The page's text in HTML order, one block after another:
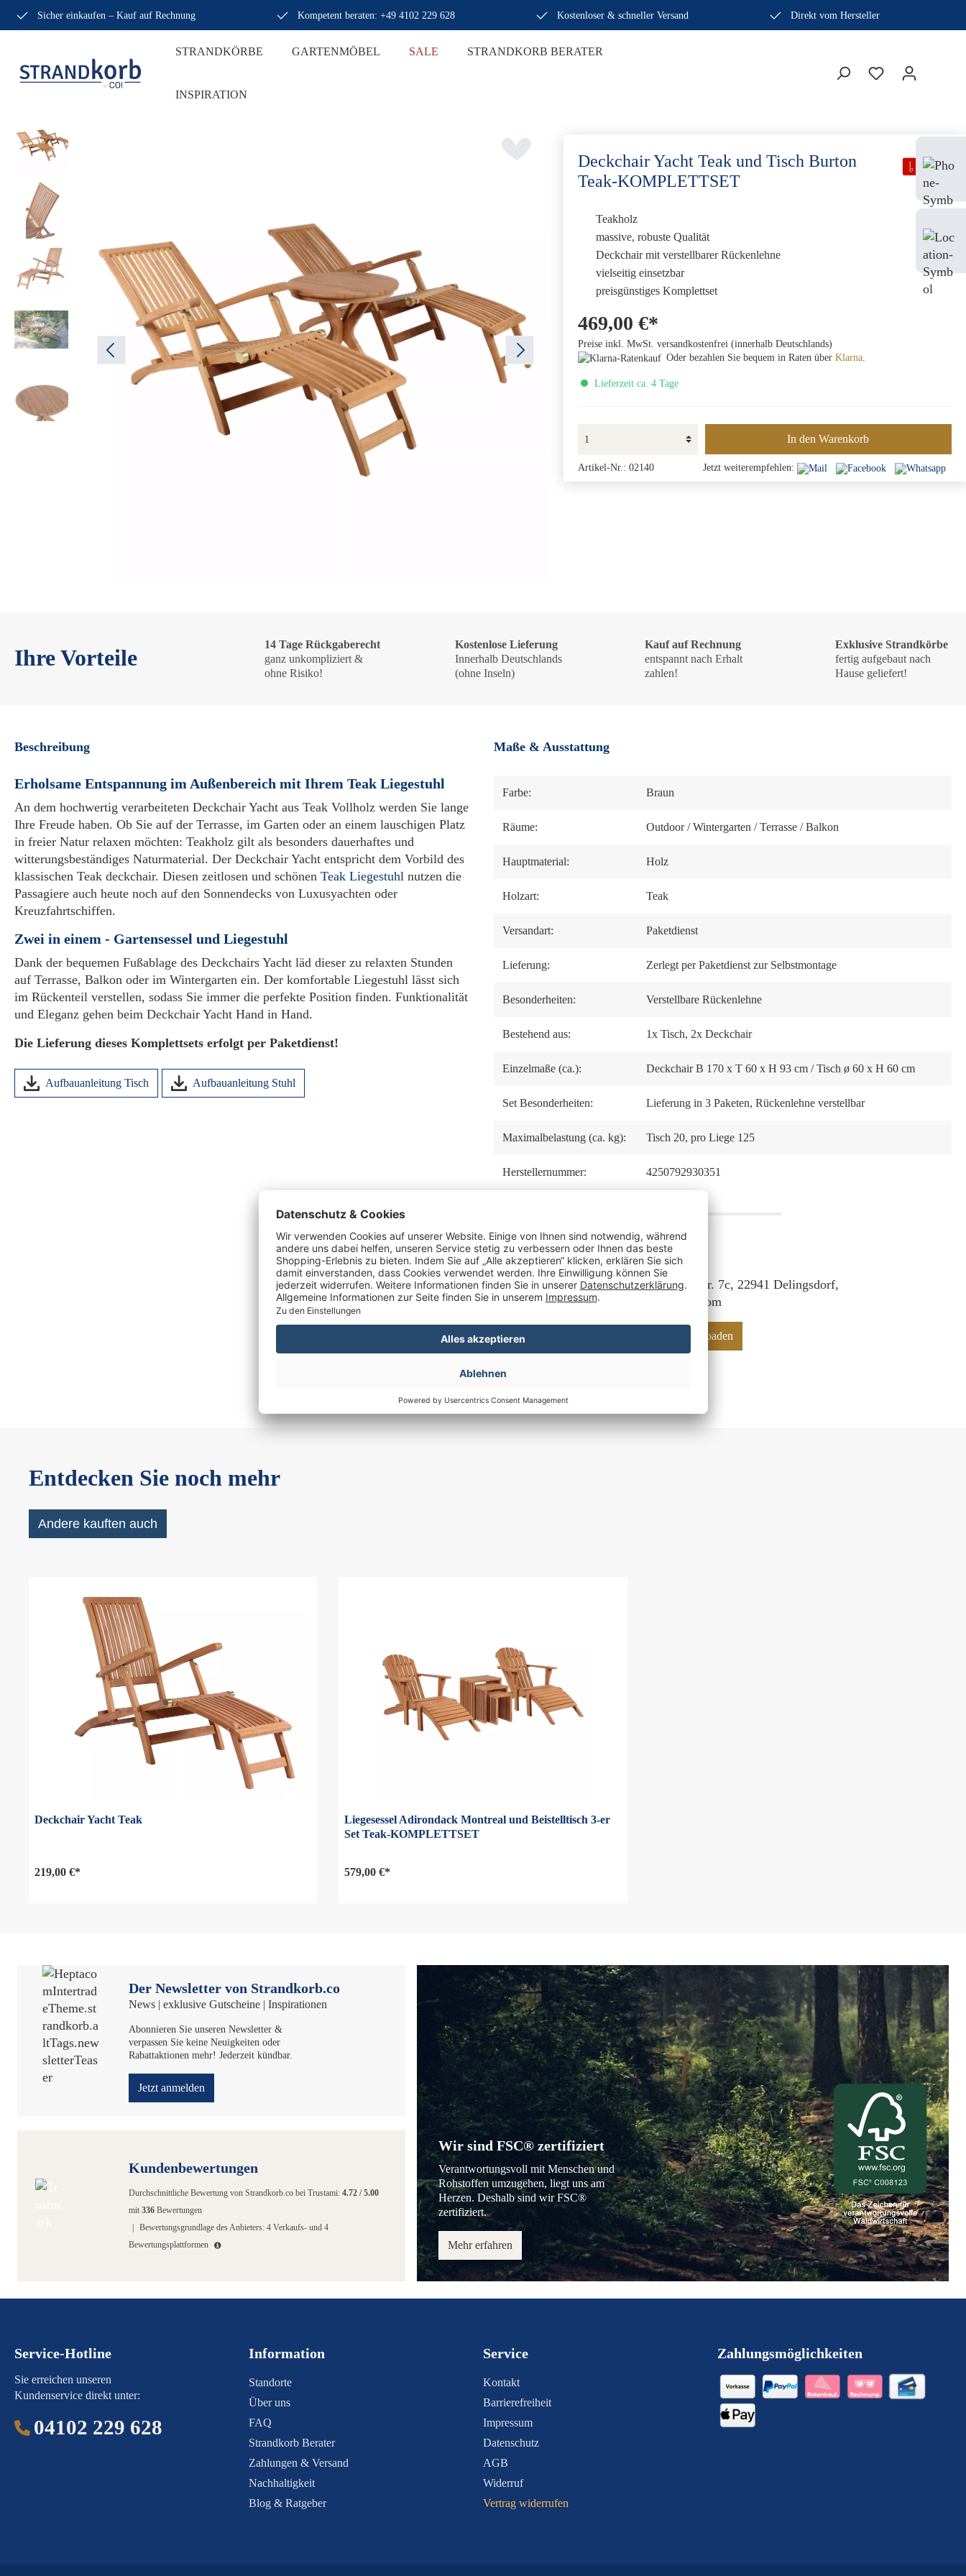
Sicher einkaufen – Kauf auf Rechnung Kompetent beraten: +49 4102 229 628 Kostenloser & schneller Versand Direkt vom Hersteller
STRANDKÖRBE GARTENMÖBEL SALE STRANDKORB BERATER
INSPIRATION
Deckchair Yacht Teak und Tisch Burton
Teak-KOMPLETTSET
Teakholz
massive, robuste Qualität
Deckchair mit verstellbarer Rückenlehne
vielseitig einsetzbar
preisgünstiges Komplettset
469,00 €*
Preise inkl. MwSt. versandkostenfrei (innerhalb Deutschlands)
Oder bezahlen Sie bequem in Raten über Klarna.
Lieferzeit ca. 4 Tage
In den Warenkorb
Artikel-Nr.: 02140 Jetzt weiterempfehlen:
Ihre Vorteile
14 Tage Rückgaberecht
ganz unkompliziert &
ohne Risiko!
Kostenlose Lieferung
Innerhalb Deutschlands
(ohne Inseln)
Kauf auf Rechnung
entspannt nach Erhalt
zahlen!
Exklusive Strandkörbe
fertig aufgebaut nach
Hause geliefert!
Beschreibung
Erholsame Entspannung im Außenbereich mit Ihrem Teak Liegestuhl
An dem hochwertig verarbeiteten Deckchair Yacht aus Teak Vollholz werden Sie lange
Ihre Freude haben. Ob Sie auf der Terrasse, im Garten oder an einem lauschigen Platz
in freier Natur relaxen möchten: Teakholz gilt als besonders dauerhaftes und
witterungsbeständiges Naturmaterial. Der Deckchair Yacht entspricht dem Vorbild des
klassischen Teak deckchair. Diesen zeitlosen und schönen Teak Liegestuhl nutzen die
Passagiere auch heute noch auf den Sonnendecks von Luxusyachten oder
Kreuzfahrtschiffen.
Zwei in einem - Gartensessel und Liegestuhl
Dank der bequemen Fußablage des Deckchairs Yacht läd dieser zu relaxten Stunden
auf Terrasse, Balkon oder im Wintergarten ein. Der komfortable Liegestuhl lässt sich
im Rückenteil verstellen, sodass Sie immer die perfekte Position finden. Funktionalität
und Eleganz gehen beim Deckchair Yacht Hand in Hand.
Die Lieferung dieses Komplettsets erfolgt per Paketdienst!
Aufbauanleitung Tisch Aufbauanleitung Stuhl
Maße & Ausstattung
Farbe: Braun
Räume: Outdoor / Wintergarten / Terrasse / Balkon
Hauptmaterial: Holz
Holzart: Teak
Versandart: Paketdienst
Lieferung: Zerlegt per Paketdienst zur Selbstmontage
Besonderheiten: Verstellbare Rückenlehne
Bestehend aus: 1x Tisch, 2x Deckchair
Einzelmaße (ca.): Deckchair B 170 x T 60 x H 93 cm / Tisch ø 60 x H 60 cm
Set Besonderheiten: Lieferung in 3 Paketen, Rückenlehne verstellbar
Maximalbelastung (ca. kg): Tisch 20, pro Liege 125
Herstellernummer: 4250792930351
Hersteller: Mr. Deko, Lübecker Str. 7c, 22941 Delingsdorf,
Deutschland, verkauf@mr-deko.com
Pflege- & Sicherheitshinweise downloaden
Entdecken Sie noch mehr
Andere kauften auch
Deckchair Yacht Teak
219,00 €*
Liegesessel Adirondack Montreal und Beistelltisch 3-er
Set Teak-KOMPLETTSET
579,00 €*
Der Newsletter von Strandkorb.co
News | exklusive Gutscheine | Inspirationen
Abonnieren Sie unseren Newsletter &
verpassen Sie keine Neuigkeiten oder
Rabattaktionen mehr! Jederzeit kündbar.
Jetzt anmelden
Kundenbewertungen
Durchschnittliche Bewertung von Strandkorb.co bei Trustami: 4.72 /5.00
mit 336 Bewertungen
| Bewertungsgrundlage des Anbieters: 4 Verkaufs- und 4
Bewertungsplattformen
Wir sind FSC® zertifiziert
Verantwortungsvoll mit Menschen und
Rohstoffen umzugehen, liegt uns am
Herzen. Deshalb sind wir FSC®
zertifiziert.
Mehr erfahren
Service-Hotline
Sie erreichen unseren
Kundenservice direkt unter:
04102 229 628
Information
Standorte
Über uns
FAQ
Strandkorb Berater
Zahlungen & Versand
Nachhaltigkeit
Blog & Ratgeber
Service
Kontakt
Barrierefreiheit
Impressum
Datenschutz
AGB
Widerruf
Vertrag widerrufen
Zahlungsmöglichkeiten